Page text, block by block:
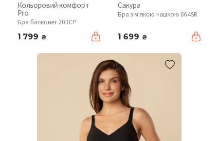
Кольоровий комфорт
Pro
Бра балконет 203CP
1 799 ₴
Сакура
Бра з м'якою чашкою 064SR
1 699 ₴